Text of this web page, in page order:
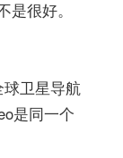
很好。
卫星导航
是同一个